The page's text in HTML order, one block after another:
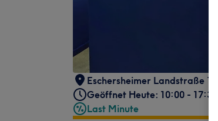
Eschersheimer Landstraße
Geöffnet Heute: 10:00 - 17:30
Last Minute